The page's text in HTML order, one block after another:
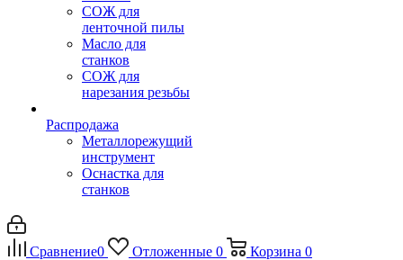
СОЖ для
ленточной пилы
Масло для
станков
СОЖ для
нарезания резьбы
Распродажа
Металлорежущий
инструмент
Оснастка для
станков
Сравнение0 Отложенные 0 Корзина 0